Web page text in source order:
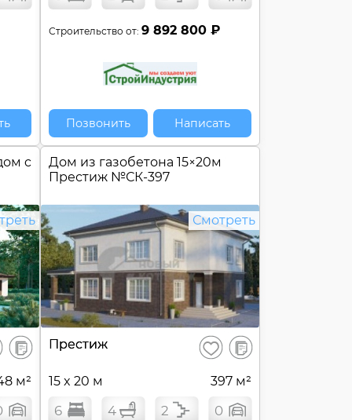
Строительство от:9 892 800 ₽
Позвонить Написать
c
В
сравнение
м²
Дом из газобетона 15×20м
Престиж №СК-397
Смотреть
Престиж Сохранить
В
сравнение
15 x 20 м 397 м²
6 4 2 0